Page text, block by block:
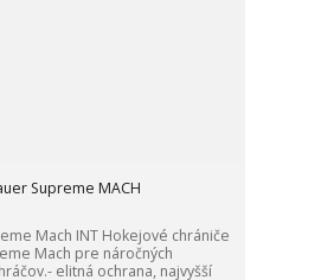
Supreme MACH
Mach INT Hokejové chrániče
Mach pre náročných
elitná ochrana, najvyšší